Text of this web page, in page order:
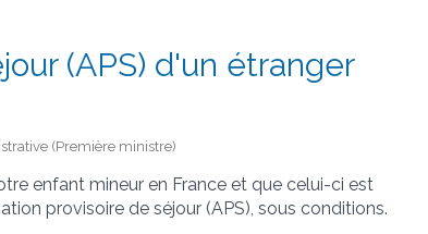
(APS) d'un étranger
(Première ministre)
enfant mineur en France et que celui-ci est
provisoire de séjour (APS), sous conditions.